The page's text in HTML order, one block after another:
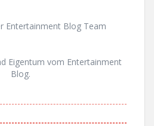
Entertainment Blog Team
Eigentum vom Entertainment
Blog.